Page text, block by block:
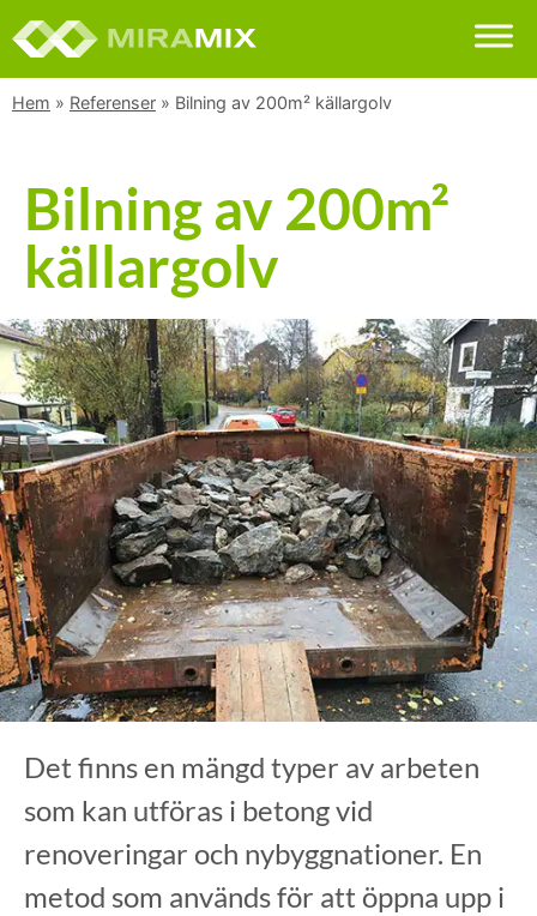
Hem » Referenser » Bilning av 200m² källargolv
Bilning av 200m²
källargolv
Det finns en mängd typer av arbeten
som kan utföras i betong vid
renoveringar och nybyggnationer. En
metod som används för att öppna upp i